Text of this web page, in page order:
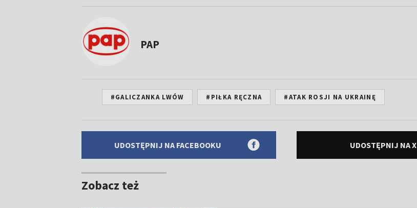
PAP
#GALICZANKA LWÓW #PIŁKA RĘCZNA #ATAK ROSJI NA UKRAINĘ
UDOSTĘPNIJ NA FACEBOOKU UDOSTĘPNIJ NA X
Zobacz też